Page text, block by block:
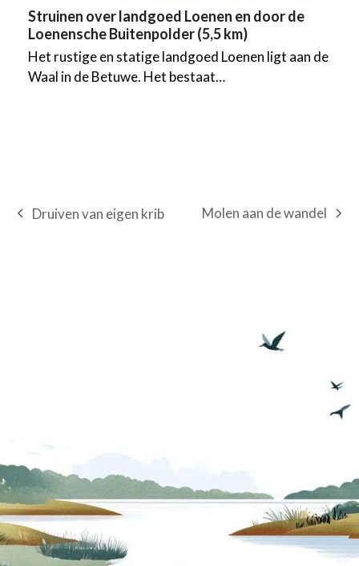
Struinen over landgoed Loenen en door de
Loenensche Buitenpolder (5,5 km)
Het rustige en statige landgoed Loenen ligt aan de
Waal in de Betuwe. Het bestaat…
previous
Druiven van eigen krib
next
Molen aan de wandel